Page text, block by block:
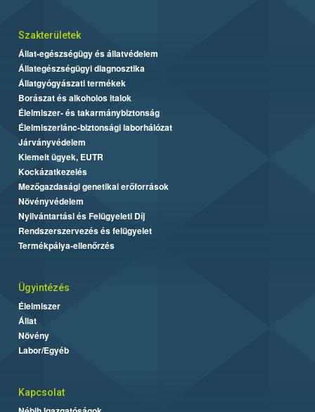
Szakterületek
Állat-egészségügy és állatvédelem
Állategészségügyi diagnosztika
Állatgyógyászati termékek
Borászat és alkoholos italok
Élelmiszer- és takarmánybiztonság
Élelmiszerlánc-biztonsági laborhálózat
Járványvédelem
Kiemelt ügyek, EUTR
Kockázatkezelés
Mezőgazdasági genetikai erőforrások
Növényvédelem
Nyilvántartási és Felügyeleti Díj
Rendszerszervezés és felügyelet
Termékpálya-ellenőrzés
Ügyintézés
Élelmiszer
Állat
Növény
Labor/Egyéb
Kapcsolat